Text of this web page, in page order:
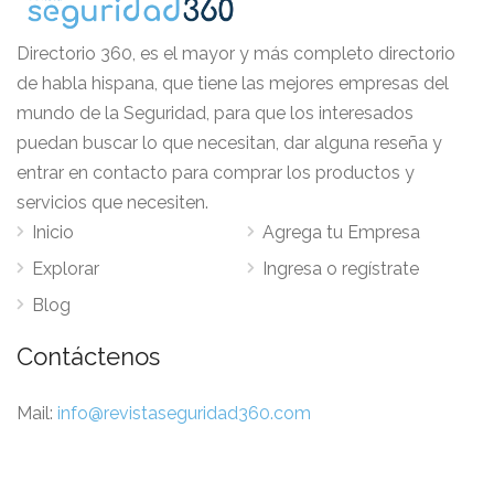
Directorio 360, es el mayor y más completo directorio
de habla hispana, que tiene las mejores empresas del
mundo de la Seguridad, para que los interesados
puedan buscar lo que necesitan, dar alguna reseña y
entrar en contacto para comprar los productos y
servicios que necesiten.
Inicio
Explorar
Blog
Agrega tu Empresa
Ingresa o regístrate
Contáctenos
Mail: info@revistaseguridad360.com